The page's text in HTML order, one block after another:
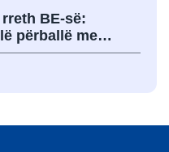
BE-së:
përballë me…